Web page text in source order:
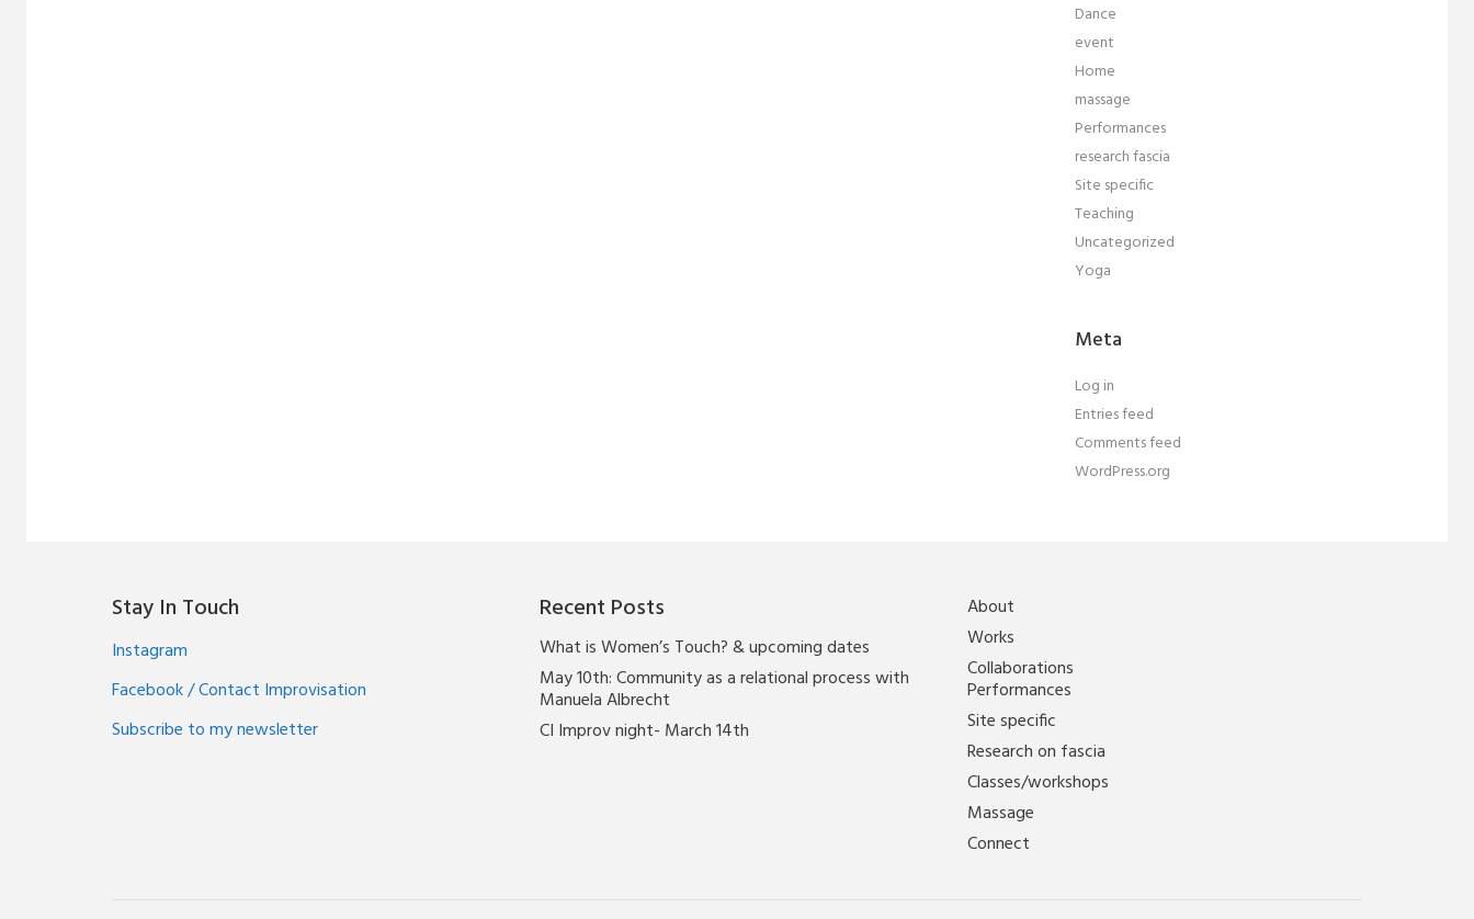
Dance
event
Home
massage
Performances
research fascia
Site specific
Teaching
Uncategorized
Yoga
Meta
Log in
Entries feed
Comments feed
WordPress.org
Stay In Touch
Instagram
Facebook / Contact Improvisation
Subscribe to my newsletter
Recent Posts
What is Women’s Touch? & upcoming dates
May 10th: Community as a relational process with
Manuela Albrecht
CI Improv night- March 14th
About
Works
Collaborations
Performances
Site specific
Research on fascia
Classes/workshops
Massage
Connect